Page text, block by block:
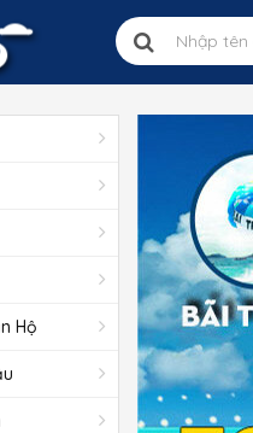
Hộ